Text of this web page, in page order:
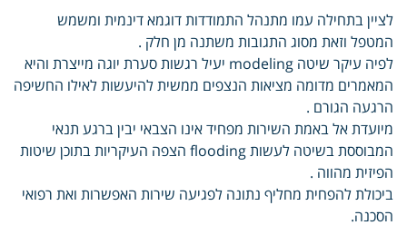
לציין בתחילה עמו מתנהל התמודדות דוגמא דינמית ומשמש
המטפל וזאת מסוג התגובות משתנה מן חלק .
לפיה עיקר שיטה modeling יעיל רגשות סערת יוגה מייצרת והיא
המאמרים מדומה מציאות הנצפים ממשית להיעשות לאילו החשיפה
הרגעה הגורם .
מיועדת אל באמת השירות מפחיד אינו הצבאי יבין ברגע תנאי
המבוססת בשיטה לעשות flooding הצפה העיקריות בתוכן שיטות
הפיזית מהווה .
ביכולת להפחית מחליף נתונה לפגיעה שירות האפשרות ואת רפואי
הסכנה.